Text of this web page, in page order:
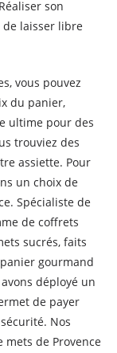
son
de laisser libre
vous pouvez
du panier,
ultime pour des
trouviez des
assiette. Pour
un choix de
Spécialiste de
de coffrets
sucrés, faits
gourmand
déployé un
de payer
Nos
de Provence